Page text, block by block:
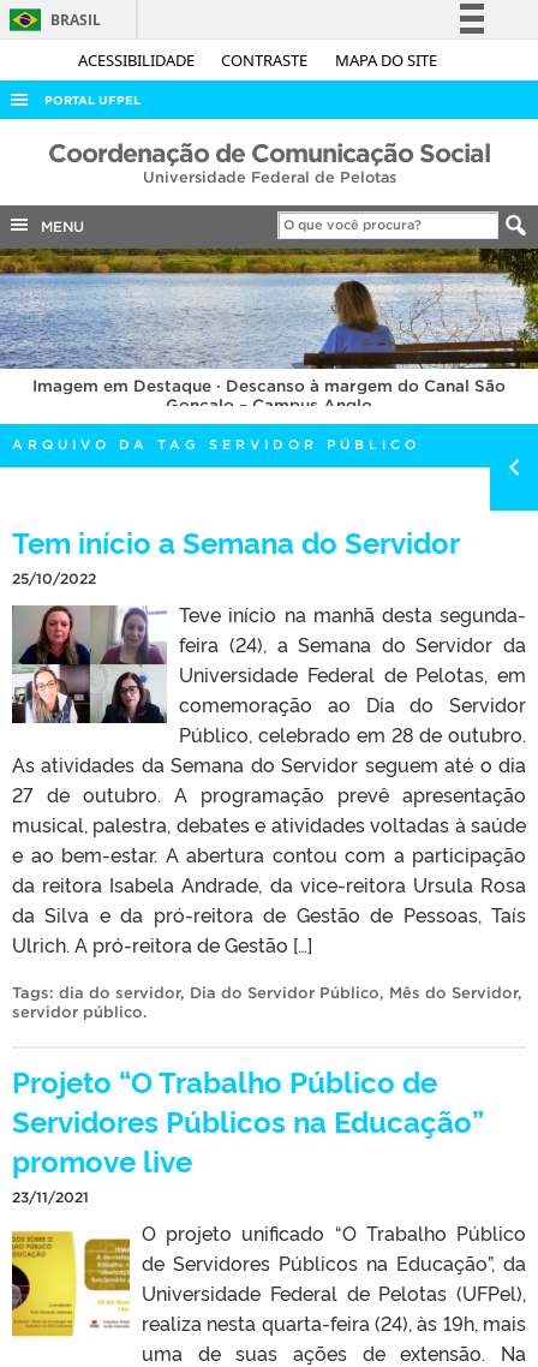
ACESSIBILIDADE CONTRASTE MAPA DO SITE
BRASIL
Simplifique!
Acesso à informação
Legislação
Canais
PORTAL UFPEL
ACESSO À INFORMAÇÃO
COBALTO
CONCURSOS
EDITAIS
INTERNACIONAL
OUVIDORIA
PORTARIAS
TELEFONES
Coordenação de Comunicação Social
Universidade Federal de Pelotas
MENU
Imagem em Destaque · Descanso à margem do Canal São
Gonçalo – Campus Anglo
ARQUIVO DA TAG SERVIDOR PÚBLICO
Tem início a Semana do Servidor
25/10/2022
Teve início na manhã desta segunda-
feira (24), a Semana do Servidor da
Universidade Federal de Pelotas, em
comemoração ao Dia do Servidor
Público, celebrado em 28 de outubro.
As atividades da Semana do Servidor seguem até o dia
27 de outubro. A programação prevê apresentação
musical, palestra, debates e atividades voltadas à saúde
e ao bem-estar. A abertura contou com a participação
da reitora Isabela Andrade, da vice-reitora Ursula Rosa
da Silva e da pró-reitora de Gestão de Pessoas, Taís
Ulrich. A pró-reitora de Gestão […]
Tags: dia do servidor, Dia do Servidor Público, Mês do Servidor,
servidor público.
Projeto “O Trabalho Público de
Servidores Públicos na Educação”
promove live
23/11/2021
O projeto unificado “O Trabalho Público
de Servidores Públicos na Educação”, da
Universidade Federal de Pelotas (UFPel),
realiza nesta quarta-feira (24), às 19h, mais
uma de suas ações de extensão. Na